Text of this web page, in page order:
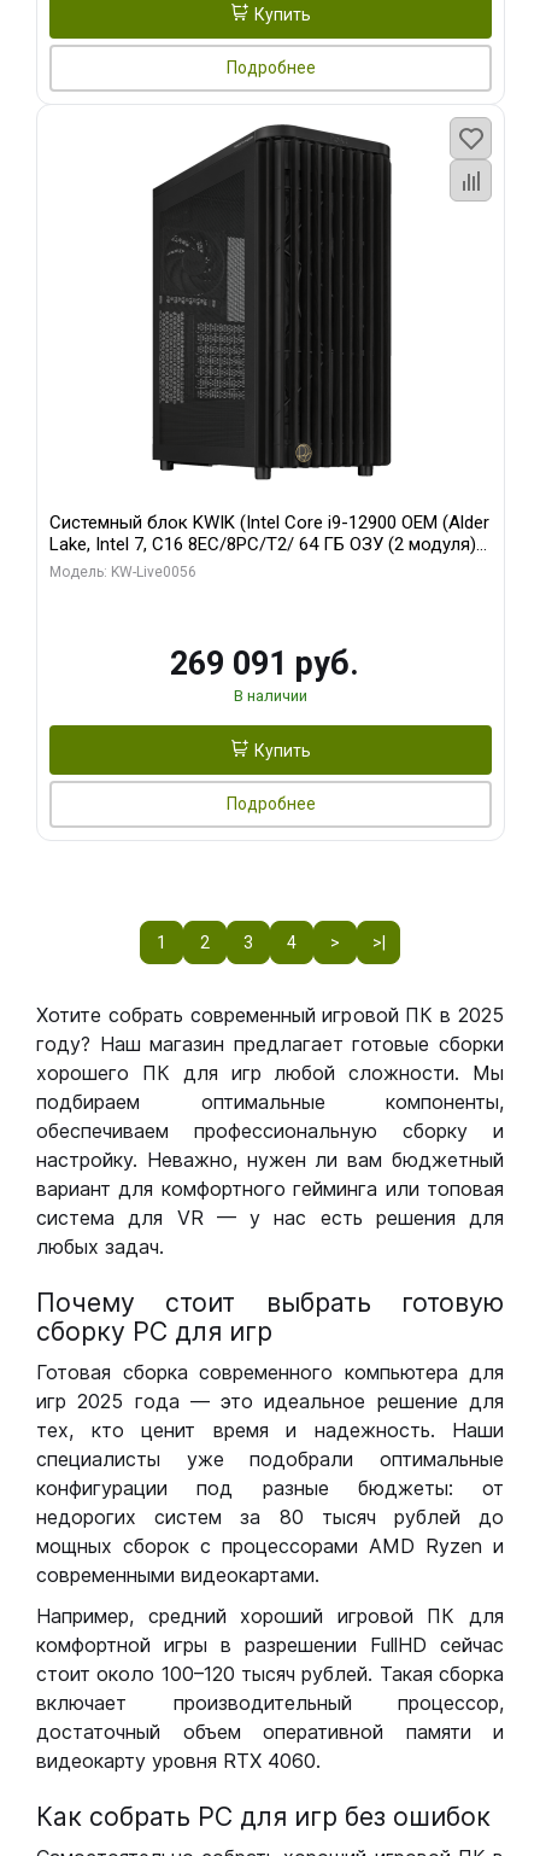
Купить
Подробнее
Системный блок KWIK (Intel Core i9-12900 OEM (Alder
Lake, Intel 7, C16 8EC/8PC/T2/ 64 ГБ ОЗУ (2 модуля)/
Palit RTX5080 INFINITY 3 OC 16GB GDDR7 256bit 3xDP
Модель: KW-Live0056
269 091 руб.
В наличии
Купить
Подробнее
1 2 3 4 > >|
Хотите собрать современный игровой ПК в 2025
году? Наш магазин предлагает готовые сборки
хорошего ПК для игр любой сложности. Мы
подбираем оптимальные компоненты,
обеспечиваем профессиональную сборку и
настройку. Неважно, нужен ли вам бюджетный
вариант для комфортного гейминга или топовая
система для VR — у нас есть решения для
любых задач.
Почему стоит выбрать готовую
сборку РС для игр
Готовая сборка современного компьютера для
игр 2025 года — это идеальное решение для
тех, кто ценит время и надежность. Наши
специалисты уже подобрали оптимальные
конфигурации под разные бюджеты: от
недорогих систем за 80 тысяч рублей до
мощных сборок с процессорами AMD Ryzen и
современными видеокартами.
Например, средний хороший игровой ПК для
комфортной игры в разрешении FullHD сейчас
стоит около 100–120 тысяч рублей. Такая сборка
включает производительный процессор,
достаточный объем оперативной памяти и
видеокарту уровня RTX 4060.
Как собрать РС для игр без ошибок